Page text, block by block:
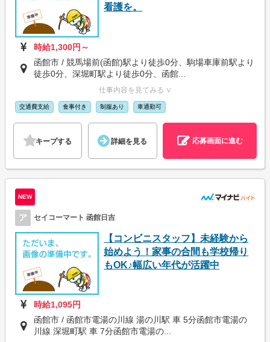
看護を。
時給1,300円～
函館市 / 競馬場前(函館)駅より徒歩0分、駒場車庫前駅より
徒歩0分、深堀町駅より徒歩0分、函館...
仕事内容を見てみる ∨
交通費支給 食事付き 制服あり 車通勤可
キープする 詳細を見る 応募画面に進む
NEW
ア セイコーマート 函館日吉
【コンビニスタッフ】未経験から
始めよう！家事の合間も学校帰り
もOK♪幅広い年代が活躍中
時給1,095円
函館市 / 函館市電湯の川線 湯の川駅 車 5分函館市電湯の
川線 深堀町駅 車 7分函館市電湯の...